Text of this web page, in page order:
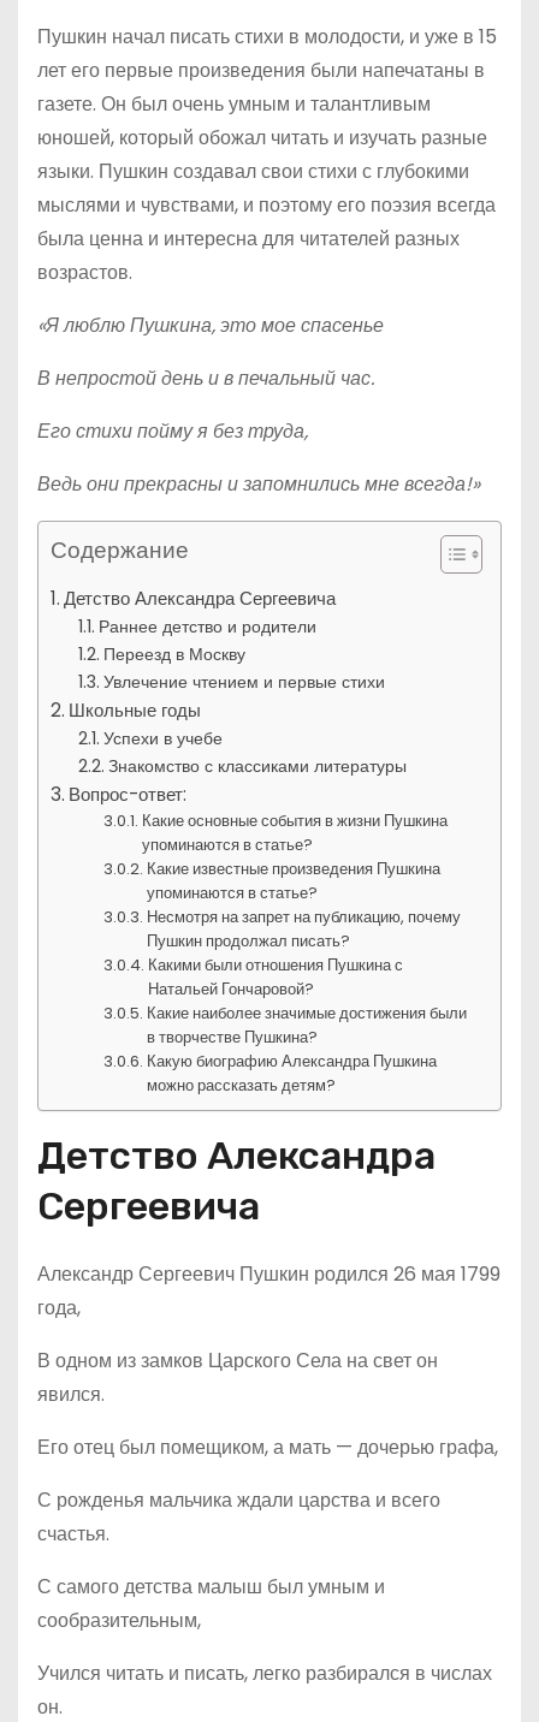
Пушкин начал писать стихи в молодости, и уже в 15
лет его первые произведения были напечатаны в
газете. Он был очень умным и талантливым
юношей, который обожал читать и изучать разные
языки. Пушкин создавал свои стихи с глубокими
мыслями и чувствами, и поэтому его поэзия всегда
была ценна и интересна для читателей разных
возрастов.
«Я люблю Пушкина, это мое спасенье
В непростой день и в печальный час.
Его стихи пойму я без труда,
Ведь они прекрасны и запомнились мне всегда!»
Содержание
Детство Александра Сергеевича
Раннее детство и родители
Переезд в Москву
Увлечение чтением и первые стихи
Школьные годы
Успехи в учебе
Знакомство с классиками литературы
Вопрос-ответ:
Какие основные события в жизни Пушкина
упоминаются в статье?
Какие известные произведения Пушкина
упоминаются в статье?
Несмотря на запрет на публикацию, почему
Пушкин продолжал писать?
Какими были отношения Пушкина с
Натальей Гончаровой?
Какие наиболее значимые достижения были
в творчестве Пушкина?
Какую биографию Александра Пушкина
можно рассказать детям?
Детство Александра
Сергеевича
Александр Сергеевич Пушкин родился 26 мая 1799
года,
В одном из замков Царского Села на свет он
явился.
Его отец был помещиком, а мать — дочерью графа,
С рожденья мальчика ждали царства и всего
счастья.
С самого детства малыш был умным и
сообразительным,
Учился читать и писать, легко разбирался в числах
он.